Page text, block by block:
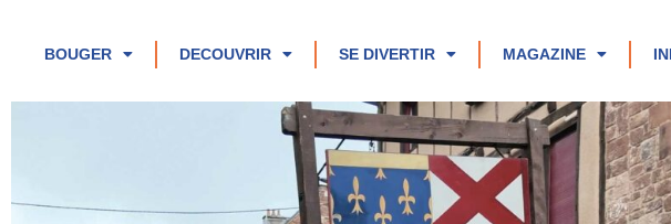
BOUGER DECOUVRIR SE DIVERTIR MAGAZINE